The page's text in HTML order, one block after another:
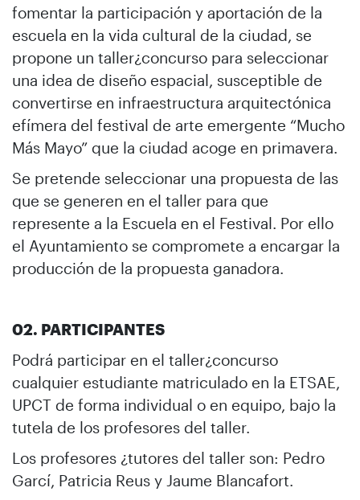
fomentar la participación y aportación de la
escuela en la vida cultural de la ciudad, se
propone un taller¿concurso para seleccionar
una idea de diseño espacial, susceptible de
convertirse en infraestructura arquitectónica
efímera del festival de arte emergente “Mucho
Más Mayo” que la ciudad acoge en primavera.
Se pretende seleccionar una propuesta de las
que se generen en el taller para que
represente a la Escuela en el Festival. Por ello
el Ayuntamiento se compromete a encargar la
producción de la propuesta ganadora.
02. PARTICIPANTES
Podrá participar en el taller¿concurso
cualquier estudiante matriculado en la ETSAE,
UPCT de forma individual o en equipo, bajo la
tutela de los profesores del taller.
Los profesores ¿tutores del taller son: Pedro
Garcí, Patricia Reus y Jaume Blancafort.